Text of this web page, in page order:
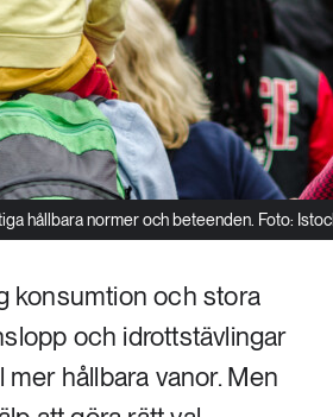
hållbara normer och beteenden. Foto:
konsumtion och stora
och idrottstävlingar
hållbara vanor. Men